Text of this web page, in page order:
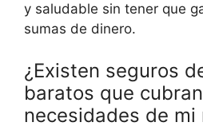
y saludable sin tener que
sumas de dinero.
¿Existen seguros
baratos que
necesidades de mi